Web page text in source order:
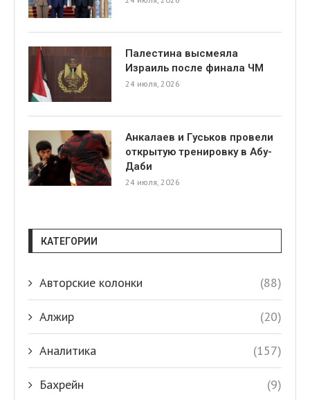
Палестина высмеяла
Израиль после финала ЧМ
24 июля, 2026
Анкалаев и Гуськов провели
открытую тренировку в Абу-
Даби
24 июля, 2026
КАТЕГОРИИ
Авторские колонки (88)
Алжир (20)
Аналитика (157)
Бахрейн (9)